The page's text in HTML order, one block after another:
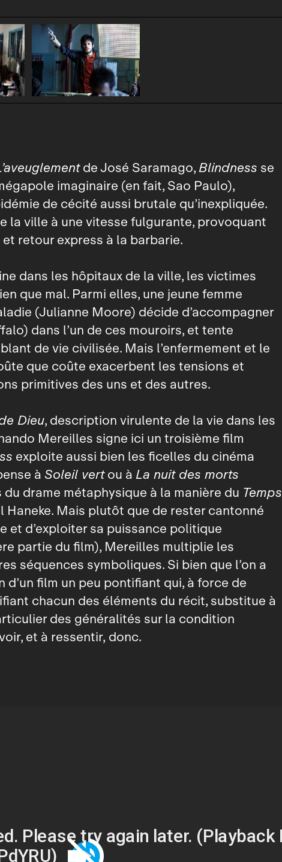
de José Saramago,Blindness se
imaginaire (en fait, Sao Paulo),
de cécité aussi brutale qu’inexpliquée.
la ville à une vitesse fulgurante, provoquant
retour express à la barbarie.
dans les hôpitaux de la ville, les victimes
que mal. Parmi elles, une jeune femme
(Julianne Moore) décide d’accompagner
dans l’un de ces mouroirs, et tente
de vie civilisée. Mais l’enfermement et le
que coûte exacerbent les tensions et
primitives des uns et des autres.
Dieu, description virulente de la vie dans les
Mereilles signe ici un troisième film
exploite aussi bien les ficelles du cinéma
à Soleil vertou à La nuit des morts
drame métaphysique à la manière du Temps
Haneke. Mais plutôt que de rester cantonné
et d’exploiter sa puissance politique
partie du film), Mereilles multiplie les
séquences symboliques. Si bien que l’on a
d’un film un peu pontifiant qui, à force de
chacun des éléments du récit, substitue à
des généralités sur la condition
et à ressentir, donc.